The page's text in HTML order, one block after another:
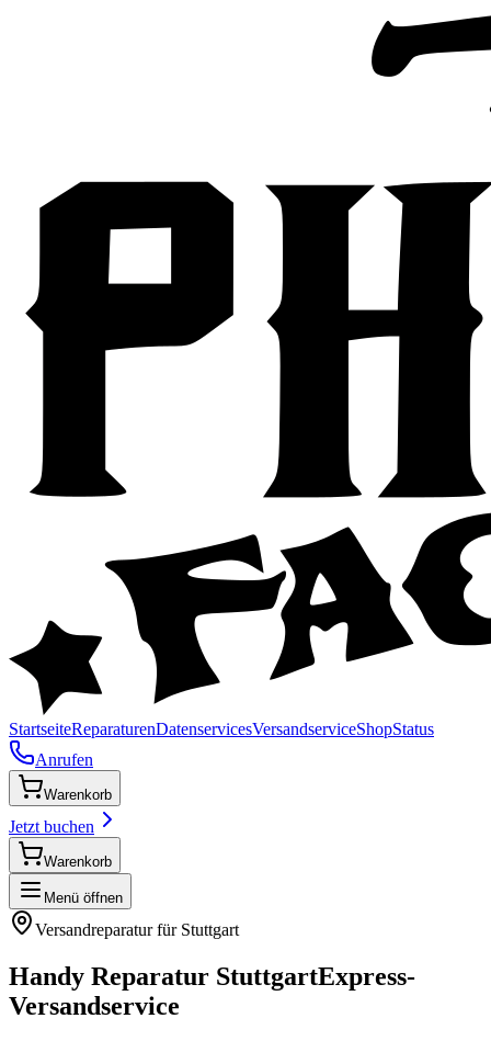
StartseiteReparaturenDatenservicesVersandserviceShopStatus
Anrufen
Warenkorb
Jetzt buchen
Warenkorb
Menü öffnen
Versandreparatur für Stuttgart
Handy Reparatur StuttgartExpress-
Versandservice